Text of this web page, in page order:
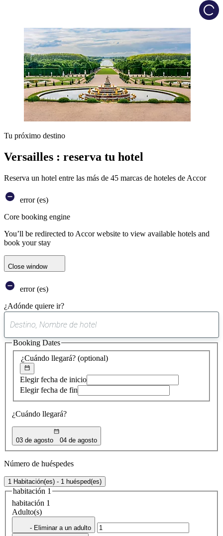
Tu próximo destino
Versailles : reserva tu hotel
Reserva un hotel entre las más de 45 marcas de hoteles de Accor
error (es)
Core booking engine
You’ll be redirected to Accor website to view available hotels and
book your stay
Close window
error (es)
¿Adónde quiere ir?
sugerencia
encontrada
¿Cuándo llegará? (optional)
Elegir fecha de inicio
Elegir fecha de fin
¿Cuándo llegará?
03 de agosto 04 de agosto
Booking Dates
Número de huéspedes
1 Habitación(es) - 1 huésped(es)
habitación 1
habitación 1
Adulto(s)
- Eliminar a un adulto